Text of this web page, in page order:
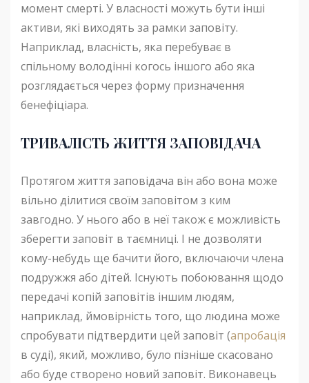
момент смерті. У власності можуть бути інші
активи, які виходять за рамки заповіту.
Наприклад, власність, яка перебуває в
спільному володінні когось іншого або яка
розглядається через форму призначення
бенефіціара.
ТРИВАЛІСТЬ ЖИТТЯ ЗАПОВІДАЧА
Протягом життя заповідача він або вона може
вільно ділитися своїм заповітом з ким
завгодно. У нього або в неї також є можливість
зберегти заповіт в таємниці. І не дозволяти
кому-небудь ще бачити його, включаючи члена
подружжя або дітей. Існують побоювання щодо
передачі копій заповітів іншим людям,
наприклад, ймовірність того, що людина може
спробувати підтвердити цей заповіт (апробація
в суді), який, можливо, було пізніше скасовано
або буде створено новий заповіт. Виконавець